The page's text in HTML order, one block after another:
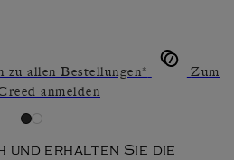
zu allen Bestellungen*
Zum
anmelden
und erhalten Sie die